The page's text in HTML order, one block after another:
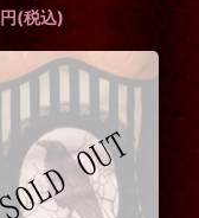
円(税込)